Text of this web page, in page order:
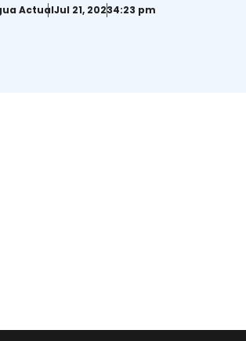
ActualJul 21, 20234:23 pm